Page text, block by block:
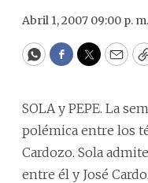
Abril 1, 2007 09:00 p. m.
WhatsApp
Facebook
Twitter
SOLA y PEPE. La
polémica entre los
Cardozo. Sola
entre él y José